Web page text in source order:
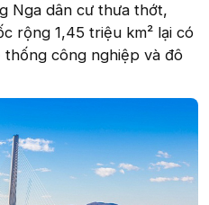
Nga dân cư thưa thớt,
rộng 1,45 triệu km² lại có
thống công nghiệp và đô